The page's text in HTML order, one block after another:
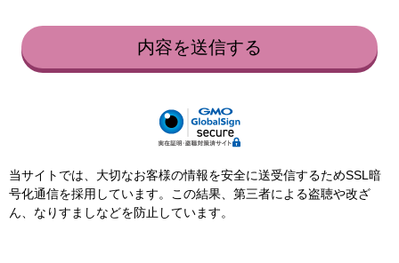
内容を送信する
当サイトでは、大切なお客様の情報を安全に送受信するためSSL暗
号化通信を採用しています。この結果、第三者による盗聴や改ざ
ん、なりすましなどを防止しています。